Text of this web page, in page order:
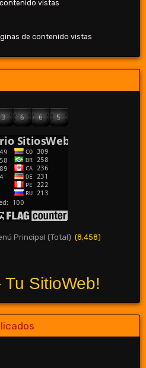
vistas
de contenido vistas
Principal (Total) (8,458)
Tu SitioWeb!